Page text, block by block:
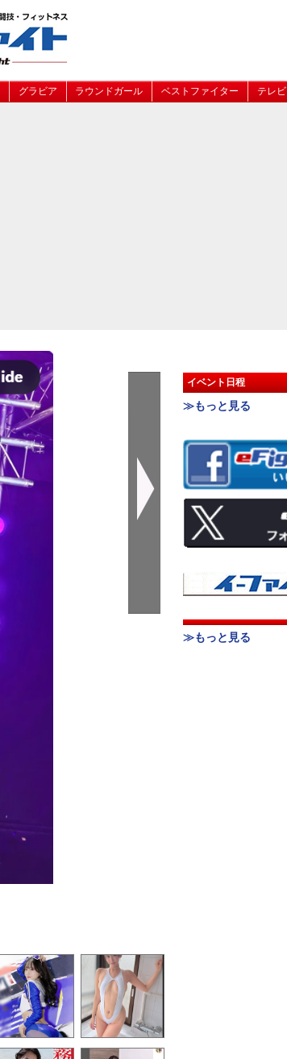
グラビア ラウンドガール ベストファイター テレビ
イベント日程
≫もっと見る
≫もっと見る